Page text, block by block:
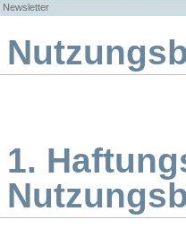
Newsletter
1.